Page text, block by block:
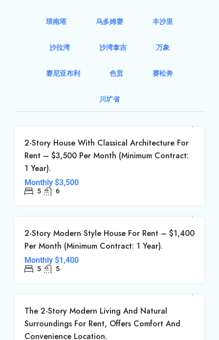
琅南塔 乌多姆赛 丰沙里
沙拉湾 沙湾拿吉 万象
赛尼亚布利 色贡 赛松奔
川圹省
2-Story House With Classical Architecture For
Rent – $3,500 Per Month (Minimum Contract:
1 Year).
Monthly $3,500
5 6
2-Story Modern Style House For Rent – $1,400
Per Month (Minimum Contract: 1 Year).
Monthly $1,400
5 5
The 2-Story Modern Living And Natural
Surroundings For Rent, Offers Comfort And
Convenience Location.